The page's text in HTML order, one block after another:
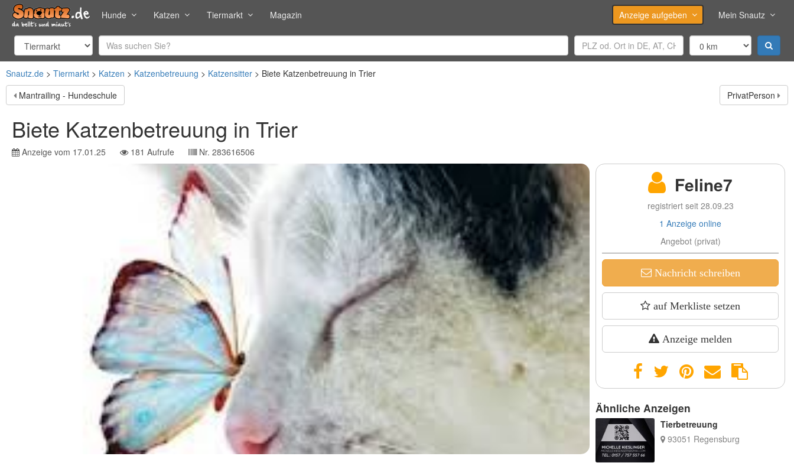
Hunde Katzen Tiermarkt Magazin Anzeige aufgeben Mein Snautz
Snautz.de Tiermarkt Katzen Katzenbetreuung Katzensitter
Biete Katzenbetreuung in Trier
Mantrailing - Hundeschule
PrivatPerson
Biete Katzenbetreuung in Trier
Anzeige vom 17.01.25 181 Aufrufe Nr. 283616506
Feline7
registriert seit 28.09.23
1 Anzeige online
Angebot (privat)
Nachricht schreiben
auf Merkliste setzen
Anzeige melden
Ähnliche Anzeigen
Tierbetreuung
93051 Regensburg